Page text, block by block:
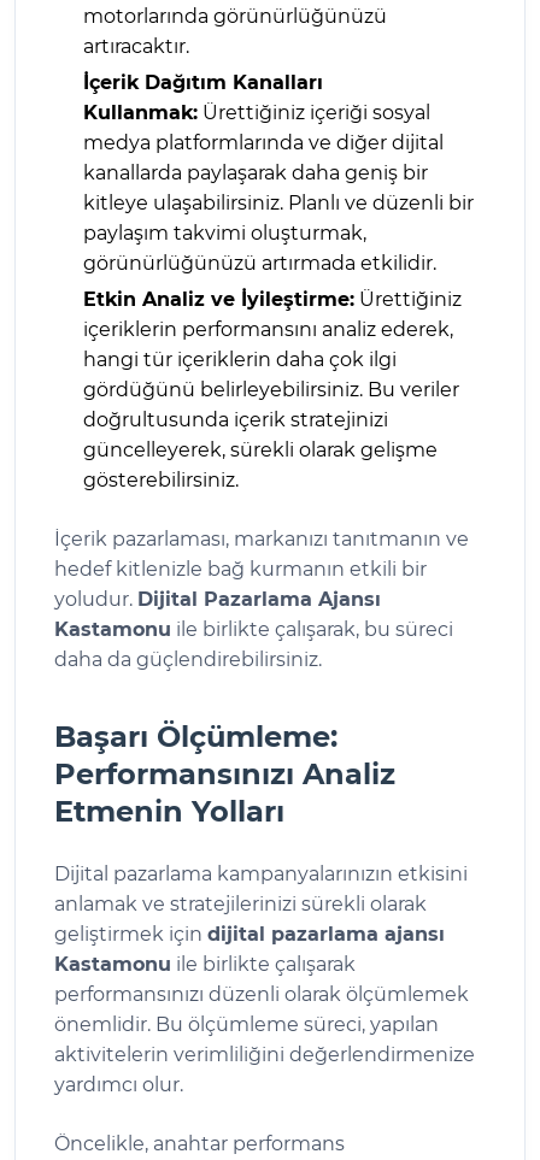
motorlarında görünürlüğünüzü
artıracaktır.
İçerik Dağıtım Kanalları
Kullanmak: Ürettiğiniz içeriği sosyal
medya platformlarında ve diğer dijital
kanallarda paylaşarak daha geniş bir
kitleye ulaşabilirsiniz. Planlı ve düzenli bir
paylaşım takvimi oluşturmak,
görünürlüğünüzü artırmada etkilidir.
Etkin Analiz ve İyileştirme: Ürettiğiniz
içeriklerin performansını analiz ederek,
hangi tür içeriklerin daha çok ilgi
gördüğünü belirleyebilirsiniz. Bu veriler
doğrultusunda içerik stratejinizi
güncelleyerek, sürekli olarak gelişme
gösterebilirsiniz.
İçerik pazarlaması, markanızı tanıtmanın ve
hedef kitlenizle bağ kurmanın etkili bir
yoludur. Dijital Pazarlama Ajansı
Kastamonu ile birlikte çalışarak, bu süreci
daha da güçlendirebilirsiniz.
Başarı Ölçümleme:
Performansınızı Analiz
Etmenin Yolları
Dijital pazarlama kampanyalarınızın etkisini
anlamak ve stratejilerinizi sürekli olarak
geliştirmek için dijital pazarlama ajansı
Kastamonu ile birlikte çalışarak
performansınızı düzenli olarak ölçümlemek
önemlidir. Bu ölçümleme süreci, yapılan
aktivitelerin verimliliğini değerlendirmenize
yardımcı olur.
Öncelikle, anahtar performans